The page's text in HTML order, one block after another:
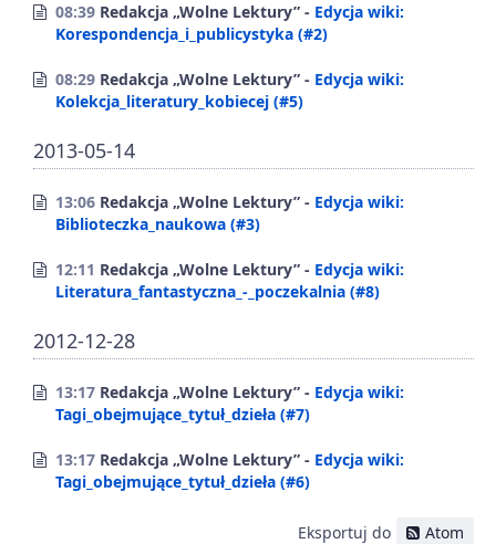
08:39 Redakcja „Wolne Lektury”
Edycja wiki:
Korespondencja_i_publicystyka (#2)
08:29 Redakcja „Wolne Lektury”
Edycja wiki:
Kolekcja_literatury_kobiecej (#5)
2013-05-14
13:06 Redakcja „Wolne Lektury”
Edycja wiki:
Biblioteczka_naukowa (#3)
12:11 Redakcja „Wolne Lektury”
Edycja wiki:
Literatura_fantastyczna_-_poczekalnia (#8)
2012-12-28
13:17 Redakcja „Wolne Lektury”
Edycja wiki:
Tagi_obejmujące_tytuł_dzieła (#7)
13:17 Redakcja „Wolne Lektury”
Edycja wiki:
Tagi_obejmujące_tytuł_dzieła (#6)
Eksportuj do Atom